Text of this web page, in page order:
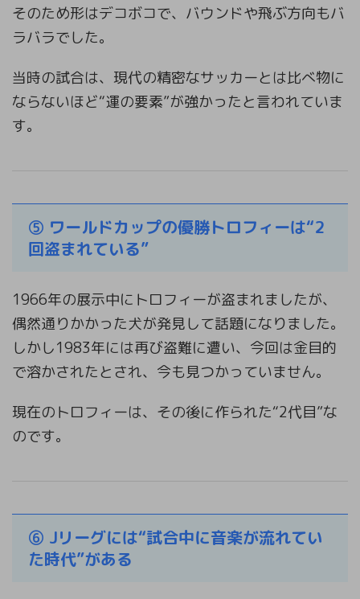
そのため形はデコボコで、バウンドや飛ぶ方向もバ
ラバラでした。
当時の試合は、現代の精密なサッカーとは比べ物に
ならないほど“運の要素”が強かったと言われていま
す。
⑤ ワールドカップの優勝トロフィーは“2
回盗まれている”
1966年の展示中にトロフィーが盗まれましたが、
偶然通りかかった犬が発見して話題になりました。
しかし1983年には再び盗難に遭い、今回は金目的
で溶かされたとされ、今も見つかっていません。
現在のトロフィーは、その後に作られた“2代目”な
のです。
⑥ Jリーグには“試合中に音楽が流れてい
た時代”がある